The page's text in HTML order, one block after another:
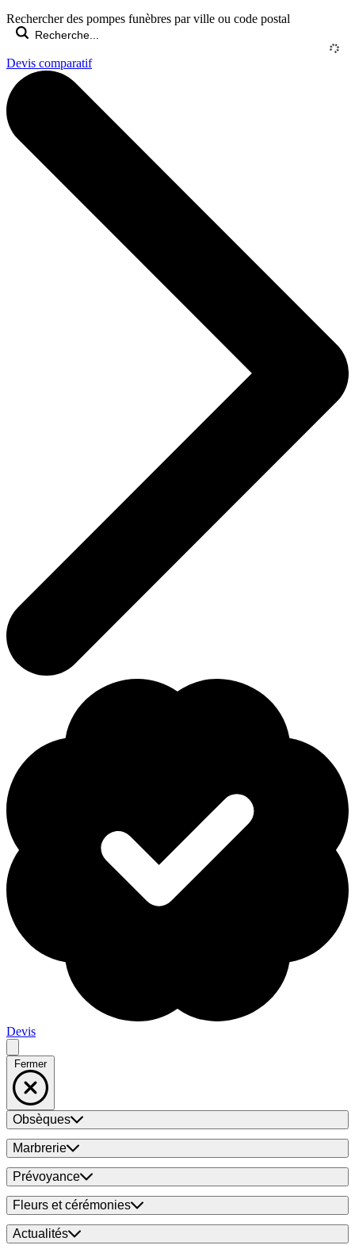
Rechercher des pompes funèbres par ville ou code postal
Devis comparatif
Devis
Fermer
Obsèques
Marbrerie
Prévoyance
Fleurs et cérémonies
Actualités